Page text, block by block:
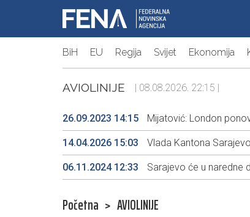
BiH EU Regija Svijet Ekonomija
AVIOLINIJE | 08.08.2026. 22:15 |
26.09.2023 14:15 Mijatović: London
14.04.2026 15:03 Vlada Kantona
06.11.2024 12:33 Sarajevo će u naredne
Početna > AVIOLINIJE